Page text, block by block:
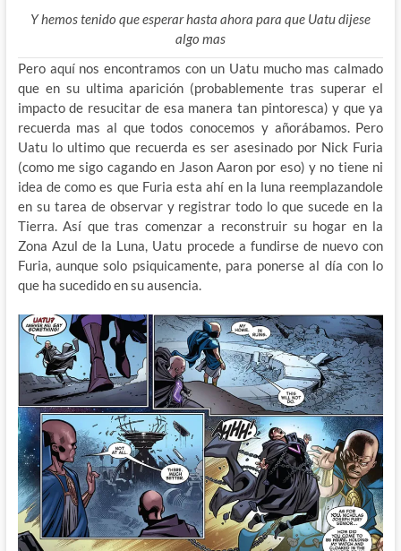
Y hemos tenido que esperar hasta ahora para que Uatu dijese
algo mas
Pero aquí nos encontramos con un Uatu mucho mas calmado
que en su ultima aparición (probablemente tras superar el
impacto de resucitar de esa manera tan pintoresca) y que ya
recuerda mas al que todos conocemos y añorábamos. Pero
Uatu lo ultimo que recuerda es ser asesinado por Nick Furia
(como me sigo cagando en Jason Aaron por eso) y no tiene ni
idea de como es que Furia esta ahí en la luna reemplazandole
en su tarea de observar y registrar todo lo que sucede en la
Tierra. Así que tras comenzar a reconstruir su hogar en la
Zona Azul de la Luna, Uatu procede a fundirse de nuevo con
Furia, aunque solo psiquicamente, para ponerse al día con lo
que ha sucedido en su ausencia.